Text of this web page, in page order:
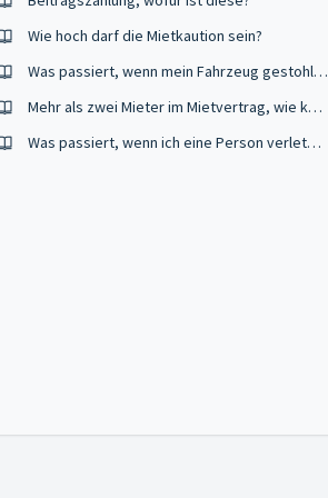
Wie hoch darf die Mietkaution sein?
Was passiert, wenn mein Fahrzeug gestohlen wird?
Mehr als zwei Mieter im Mietvertrag, wie kann beantragt werden?
Was passiert, wenn ich eine Person verletze?